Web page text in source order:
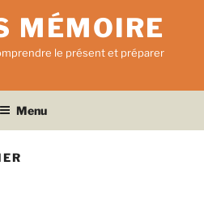
MÉMOIRE
le présent et préparer
Menu